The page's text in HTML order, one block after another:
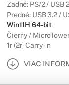
Zadné: PS/2 / USB
Predné: USB 3.2 /
Win11H 64-bit
Čierny / MicroTower
1r (2r) Carry-In
VIAC